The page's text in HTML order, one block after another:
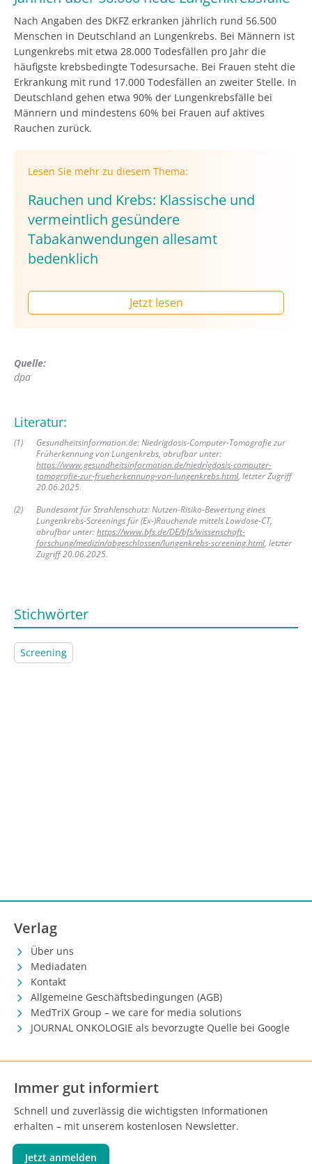
Nach Angaben des DKFZ erkranken jährlich rund 56.500
Menschen in Deutschland an Lungenkrebs. Bei Männern ist
Lungenkrebs mit etwa 28.000 Todesfällen pro Jahr die
häufigste krebsbedingte Todesursache. Bei Frauen steht die
Erkrankung mit rund 17.000 Todesfällen an zweiter Stelle. In
Deutschland gehen etwa 90% der Lungenkrebsfälle bei
Männern und mindestens 60% bei Frauen auf aktives
Rauchen zurück.
Lesen Sie mehr zu diesem Thema:
Rauchen und Krebs: Klassische und
vermeintlich gesündere
Tabakanwendungen allesamt
bedenklich
Jetzt lesen
Quelle:
dpa
Literatur:
(1)
Gesundheitsinformation.de: Niedrigdosis-Computer-Tomografie zur
Früherkennung von Lungenkrebs, abrufbar unter:
https://www.gesundheitsinformation.de/niedrigdosis-computer-
tomografie-zur-frueherkennung-von-lungenkrebs.html, letzter Zugriff
20.06.2025.
(2)
Bundesamt für Strahlenschutz: Nutzen-Risiko-Bewertung eines
Lungenkrebs-Screenings für (Ex-)Rauchende mittels Lowdose-CT,
abrufbar unter:https://www.bfs.de/DE/bfs/wissenschaft-
forschung/medizin/abgeschlossen/lungenkrebs-screening.html, letzter
Zugriff 20.06.2025.
Stichwörter
Screening
Verlag
Über uns
Mediadaten
Kontakt
Allgemeine Geschäftsbedingungen (AGB)
MedTriX Group – we care for media solutions
JOURNAL ONKOLOGIE als bevorzugte Quelle bei Google
Immer gut informiert
Schnell und zuverlässig die wichtigsten Informationen
erhalten – mit unserem kostenlosen Newsletter.
Jetzt anmelden